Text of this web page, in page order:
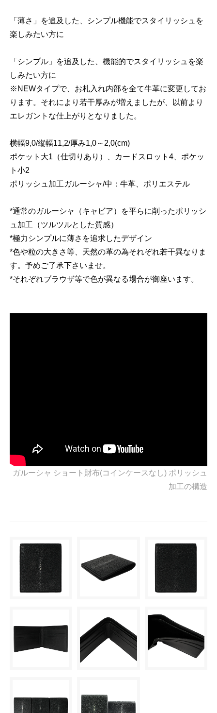
「薄さ」を追及した、シンプル機能でスタイリッシュを
楽しみたい方に
「シンプル」を追及した、機能的でスタイリッシュを楽
しみたい方に
※NEWタイプで、お札入れ内部を全て牛革に変更してお
ります。それにより若干厚みが増えましたが、以前より
エレガントな仕上がりとなりました。
横幅9,0/縦幅11,2/厚み1,0～2,0(cm)
ポケット大1（仕切りあり）、カードスロット4、ポケッ
ト小2
ポリッシュ加工ガルーシャ/中：牛革、ポリエステル
*通常のガルーシャ（キャビア）を平らに削ったポリッシ
ュ加工（ツルツルとした質感）
*極力シンプルに薄さを追求したデザイン
*色や粒の大きさ等、天然の革の為それぞれ若干異なりま
す。予めご了承下さいませ。
*それぞれブラウザ等で色が異なる場合が御座います。
ガルーシャ ショート財布(コインケースなし) ポリッシュ
加工の構造